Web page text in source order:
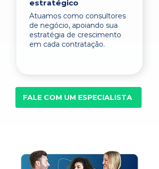
estratégico
Atuamos como consultores
de negócio, apoiando sua
estratégia de crescimento
em cada contratação.
FALE COM UM ESPECIALISTA